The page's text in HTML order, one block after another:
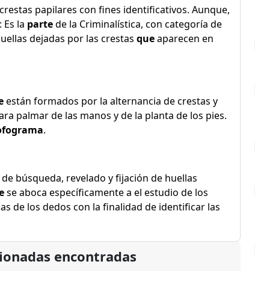
papilares con fines identificativos. Aunque,
la partede la Criminalística, con categoría de
dejadas por las crestas queaparecen en
están formados por la alternancia de crestas y
palmar de las manos y de la planta de los pies.
.
búsqueda, revelado y fijación de huellas
se aboca específicamente a el estudio de los
de los dedos con la finalidad de identificar las
encontradas